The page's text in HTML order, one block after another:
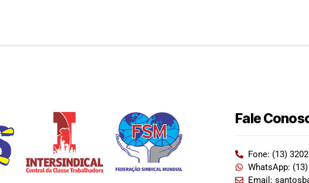
Fale
Fone: (13)
WhatsApp:
Email: